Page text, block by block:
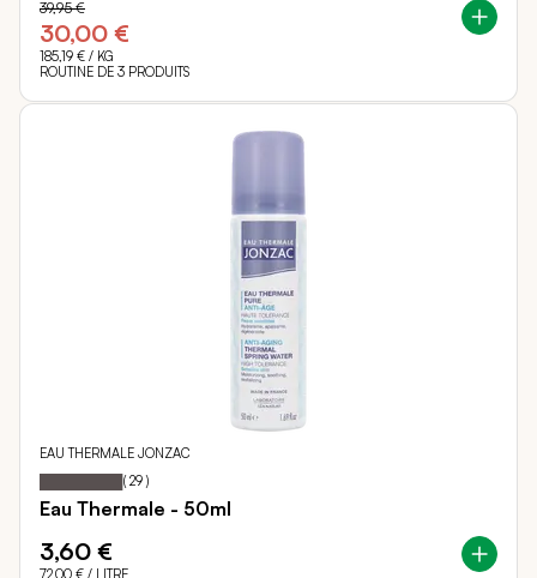
30,00 €
39,95 €
185,19 € / KG
ROUTINE DE 3 PRODUITS
EAU THERMALE JONZAC
Notation: 98%
( 29 )
Eau Thermale - 50ml
3,60 €
72,00 € / LITRE